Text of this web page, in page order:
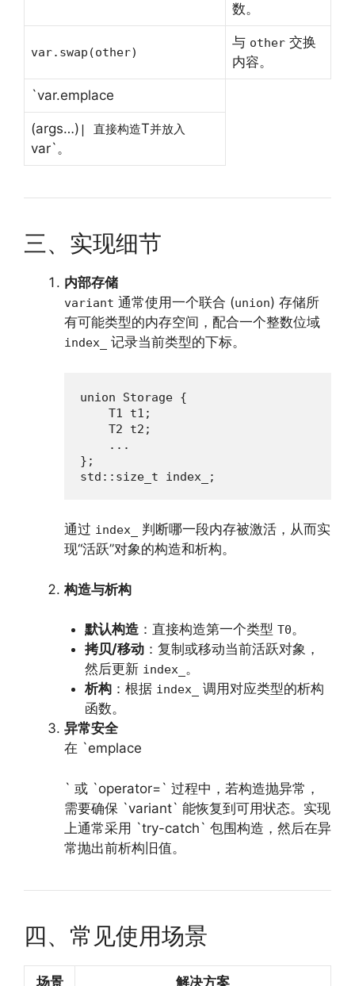
数。
var.swap(other)
与 other 交换
内容。
`var.emplace
(args…) | 直接构造T并放入
var`。
三、实现细节
内部存储
variant 通常使用一个联合 (union) 存储所
有可能类型的内存空间，配合一个整数位域
index_ 记录当前类型的下标。
union Storage {
    T1 t1;
    T2 t2;
    ...
};
std::size_t index_;
通过 index_
判断哪一段内存被激活，从而实
现“活跃”对象的构造和析构。
构造与析构
默认构造：直接构造第一个类型 T0。
拷贝/移动：复制或移动当前活跃对象，
然后更新 index_ 。
析构：根据 index_
调用对应类型的析构
函数。
异常安全
在 `emplace
` 或 `operator=` 过程中，若构造抛异常，
需要确保 `variant` 能恢复到可用状态。实现
上通常采用 `try-catch` 包围构造，然后在异
常抛出前析构旧值。
四、常见使用场景
场景 解决方案